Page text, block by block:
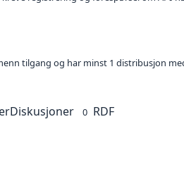
tilgang og har minst 1 distribusjon
Diskusjoner 0 RDF